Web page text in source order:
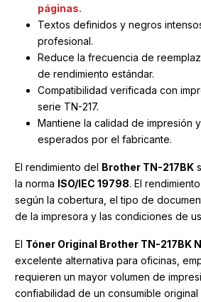
páginas.
Textos definidos y negros
profesional.
Reduce la frecuencia de
de rendimiento estándar.
Compatibilidad verificada con
serie TN-217.
Mantiene la calidad de impresión
esperados por el fabricante.
El rendimiento del Brother TN-217BK
la norma ISO/IEC 19798. El
según la cobertura, el tipo de
de la impresora y las condiciones de
El Tóner Original Brother TN-217BK
excelente alternativa para oficinas,
requieren un mayor volumen de
confiabilidad de un consumible original